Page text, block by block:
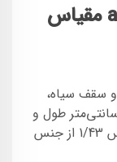
ماکت ماشین austin 7 C.I.L مقیاس
سقف سیاه،
چرخ‌های متحرک روان و ابعاد 6.5 سانتی‌متر طول و
2.5 سانتی‌متر عرض، از برند C.I.L و مقیاس 1/43 از جنس